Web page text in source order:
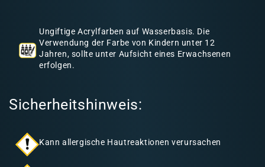
Ungiftige Acrylfarben auf Wasserbasis. Die
Verwendung der Farbe von Kindern unter 12
Jahren, sollte unter Aufsicht eines Erwachsenen
erfolgen.
Sicherheitshinweis:
Kann allergische Hautreaktionen verursachen